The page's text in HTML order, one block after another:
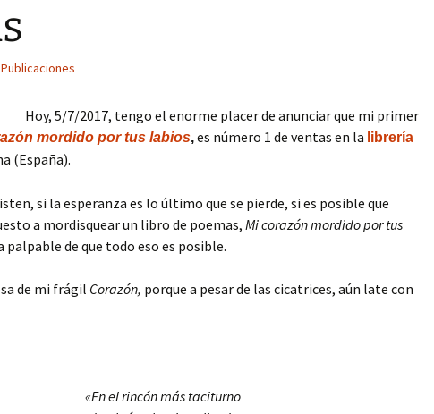
Publicaciones
Hoy, 5/7/2017, tengo el enorme placer de anunciar que mi primer
mordido por tus labios,es número 1 de ventas en la librería
(España).
si la esperanza es lo último que se pierde, si es posible que
a mordisquear un libro de poemas, Mi corazón mordido por tus
palpable de que todo eso es posible.
de mi frágil Corazón, porque a pesar de las cicatrices, aún late con
«En el rincón más taciturno